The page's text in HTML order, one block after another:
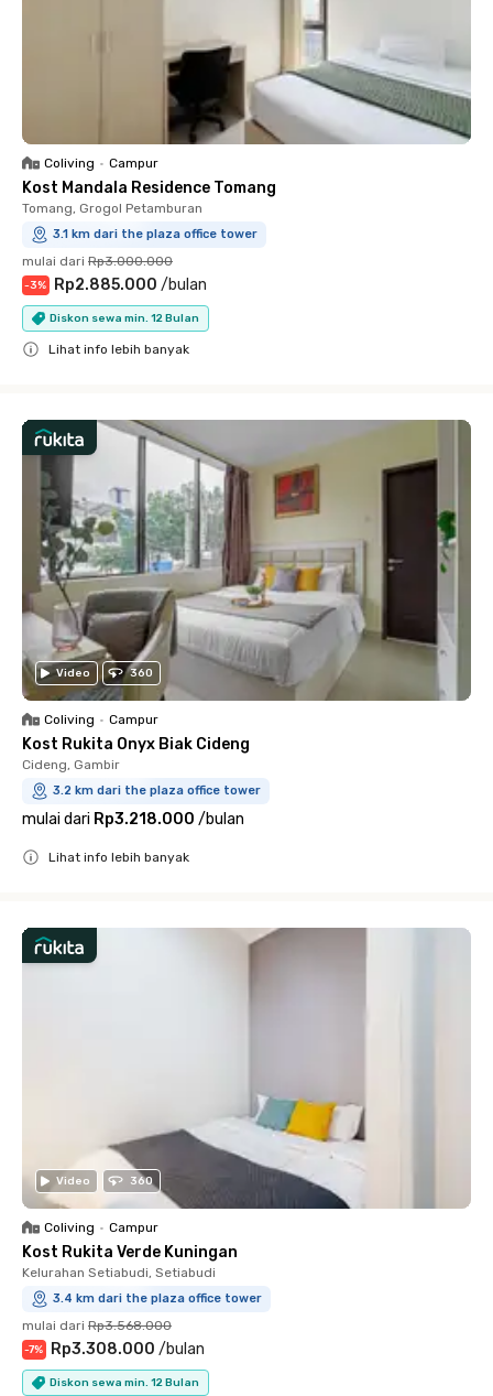
Coliving • Campur
Kost Mandala Residence Tomang
Tomang, Grogol Petamburan
3.1 km dari the plaza office tower
mulai dari Rp3.000.000
-3% Rp2.885.000 /bulan
Diskon sewa min. 12 Bulan
Lihat info lebih banyak
Video 360
Coliving • Campur
Kost Rukita Onyx Biak Cideng
Cideng, Gambir
3.2 km dari the plaza office tower
mulai dari Rp3.218.000 /bulan
Lihat info lebih banyak
Video 360
Coliving • Campur
Kost Rukita Verde Kuningan
Kelurahan Setiabudi, Setiabudi
3.4 km dari the plaza office tower
mulai dari Rp3.568.000
-7% Rp3.308.000 /bulan
Diskon sewa min. 12 Bulan